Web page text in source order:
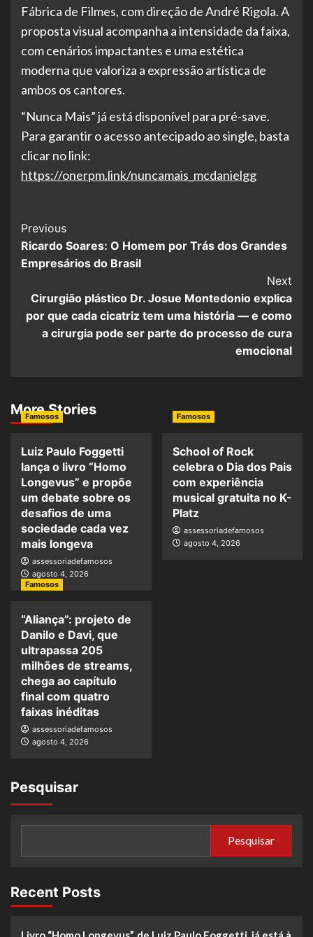
Fábrica de Filmes, com direção de André Rigola. A
proposta visual acompanha a intensidade da faixa,
com cenários impactantes e uma estética
moderna que valoriza a expressão artística de
ambos os cantores.
“Nunca Mais” já está disponível para pré-save.
Para garantir o acesso antecipado ao single, basta
clicar no link:
https://onerpm.link/nuncamais_mcdanielgg
Post
Navigation
Previous
Ricardo Soares: O Homem por Trás dos Grandes
Empresários do Brasil
Next
Cirurgião plástico Dr. Josue Montedonio explica
por que cada cicatriz tem uma história — e como
a cirurgia pode ser parte do processo de cura
emocional
More Stories
Famosos
Luiz Paulo Foggetti
lança o livro “Homo
Longevus” e propõe
um debate sobre os
desafios de uma
sociedade cada vez
mais longeva
assessoriadefamosos
agosto 4, 2026
Famosos
School of Rock
celebra o Dia dos Pais
com experiência
musical gratuita no K-
Platz
assessoriadefamosos
agosto 4, 2026
Famosos
“Aliança”: projeto de
Danilo e Davi, que
ultrapassa 205
milhões de streams,
chega ao capítulo
final com quatro
faixas inéditas
assessoriadefamosos
agosto 4, 2026
Pesquisar
Pesquisar
Recent Posts